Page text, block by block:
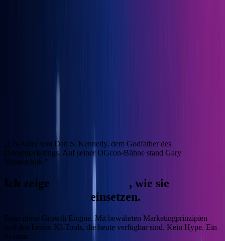
„Co-Autor von Dan S. Kennedy, dem Godfather des
Direktmarketings. Auf seiner OGcon-Bühne stand Gary
Vaynerchuk."
Ich zeige , wie sie
einsetzen.
Baue deine Growth Engine.Mit bewährten Marketingprinzipien
und den besten KI-Tools, die heute verfügbar sind. Kein Hype. Ein
System.